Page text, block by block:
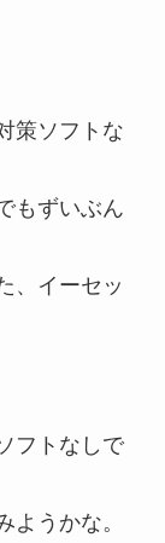
策ソフトな
もずいぶん
、イーセッ
フトなしで
うかな。